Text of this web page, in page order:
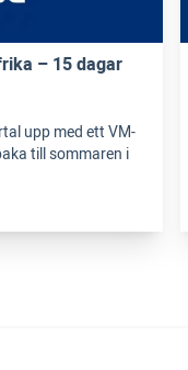
– 15 dagar
upp med ett VM-
till sommaren i